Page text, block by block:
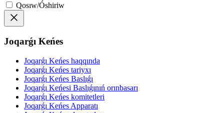
Qosıw/Óshiriw
Joqarǵı Keńes
Joqarǵı Keńes haqqında
Joqarǵı Keńes tariyxı
Joqarǵı Keńes Baslıǵı
Joqarǵı Keńesi Baslıǵınıń orınbasarı
Joqarǵı Keńes komitetleri
Joqarǵı Keńes Apparatı